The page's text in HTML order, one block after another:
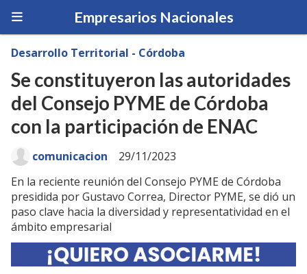
Empresarios Nacionales
Se constituyeron las autoridades
del Consejo PYME de Córdoba
con la participación de ENAC
En la reciente reunión del Consejo PYME de Córdoba
presidida por Gustavo Correa, Director PYME, se dió un
paso clave hacia la diversidad y representatividad en el
ámbito empresarial
Desarrollo Territorial - Córdoba
29/11/2023
comunicacion